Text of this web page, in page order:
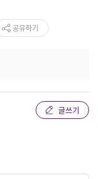
공유하기
글쓰기